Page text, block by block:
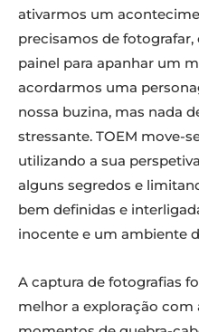
ativarmos um
precisamos de
painel para apanhar um
acordarmos uma
nossa buzina, mas nada
stressante. TOEM move-
utilizando a sua
alguns segredos e
bem definidas e
inocente e um ambiente
A captura de fotografias
melhor a exploração com